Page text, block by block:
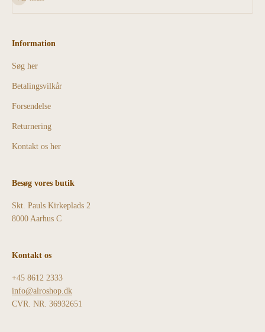
Information
Søg her
Betalingsvilkår
Forsendelse
Returnering
Kontakt os her
Besøg vores butik
Skt. Pauls Kirkeplads 2
8000 Aarhus C
Kontakt os
+45 8612 2333
info@alroshop.dk
CVR. NR. 36932651